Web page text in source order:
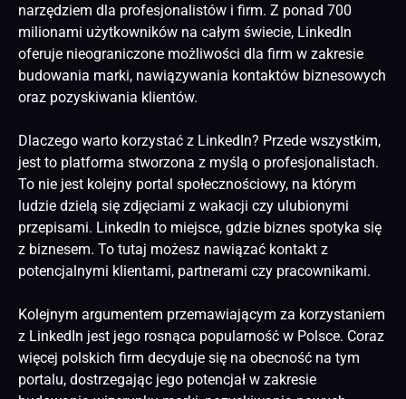
narzędziem dla profesjonalistów i firm. Z ponad 700
milionami użytkowników na całym świecie, LinkedIn
oferuje nieograniczone możliwości dla firm w zakresie
budowania marki, nawiązywania kontaktów biznesowych
oraz pozyskiwania klientów.
Dlaczego warto korzystać z LinkedIn? Przede wszystkim,
jest to platforma stworzona z myślą o profesjonalistach.
To nie jest kolejny portal społecznościowy, na którym
ludzie dzielą się zdjęciami z wakacji czy ulubionymi
przepisami. LinkedIn to miejsce, gdzie biznes spotyka się
z biznesem. To tutaj możesz nawiązać kontakt z
potencjalnymi klientami, partnerami czy pracownikami.
Kolejnym argumentem przemawiającym za korzystaniem
z LinkedIn jest jego rosnąca popularność w Polsce. Coraz
więcej polskich firm decyduje się na obecność na tym
portalu, dostrzegając jego potencjał w zakresie